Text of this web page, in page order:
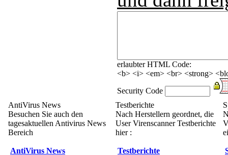
erlaubter HTML Code:
<b> <i> <em> <br> <strong>
Security Code
AntiVirus News
Besuchen Sie auch den
tagesaktuellen Antivirus News
Bereich
AntiVirus News
Testberichte
Nach Herstellern geordnet, die
User Virenscanner Testberichte
hier :
Testberichte